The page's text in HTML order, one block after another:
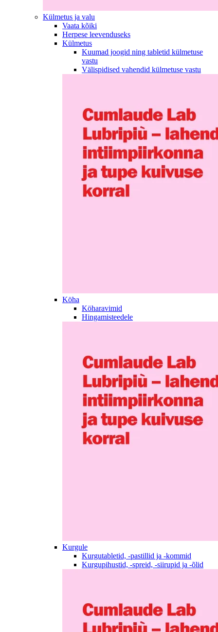
Külmetus ja valu
Vaata kõiki
Herpese leevenduseks
Külmetus
Kuumad joogid ning tabletid külmetuse
vastu
Välispidised vahendid külmetuse vastu
Köha
Köharavimid
Hingamisteedele
Kurgule
Kurgutabletid, -pastillid ja -kommid
Kurgupihustid, -spreid, -siirupid ja -õlid